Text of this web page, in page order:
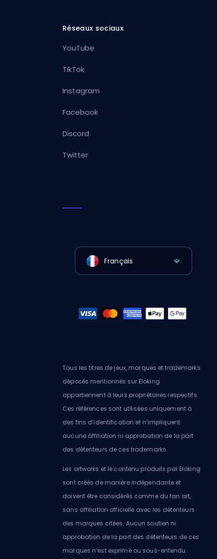
Réseaux sociaux
YouTube
TikTok
Instagram
Facebook
Discord
Twitter
Français
Tous les titres de jeux, marques et trademarks
déposés mentionnés sur Eloking
appartiennent à leurs propriétaires respectifs.
Ces références sont utilisées uniquement à
des fins d’identification et n’impliquent
aucune affiliation ni approbation de la part
des détenteurs de ces trademarks.
Les artworks et le contenu produits par Eloking
sont créés de manière indépendante et
doivent être considérés comme du fan art,
sans affiliation officielle avec les détenteurs
des marques citées. Aucun soutien ni
approbation de la part des détenteurs de ces
marques n’est exprimé ou sous-entendu.